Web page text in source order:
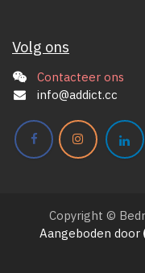
Volg ons
Contacteer ons
info@addict.cc
Copyright ©
Aangeboden door